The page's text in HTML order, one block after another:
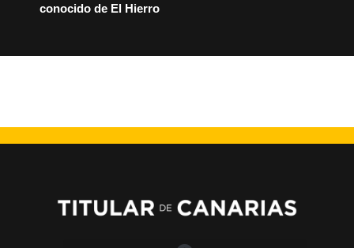
conocido de El Hierro